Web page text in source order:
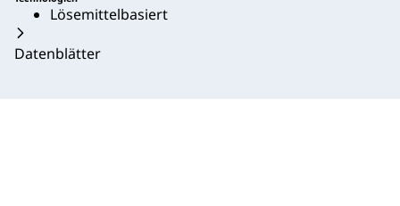
Lösemittelbasiert
Datenblätter